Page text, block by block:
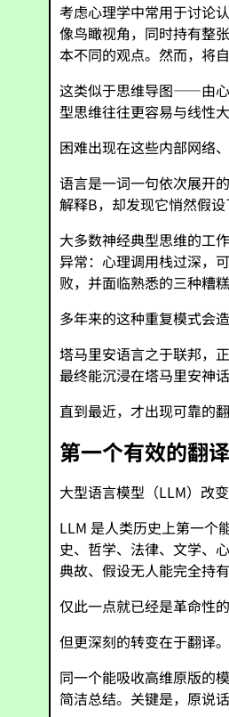
考虑心理学中常用于讨论
像鸟瞰视角，同时持有整
本不同的观点。然而，将
这类似于思维导图——由
型思维往往更容易与线性
困难出现在这些内部网络
语言是一词一句依次展开
解释B，却发现它悄然假
大多数神经典型思维的工
异常：心理调用栈过深，
败，并面临熟悉的三种糟
多年来的这种重复模式会
塔马里安语言之于联邦，
最终能沉浸在塔马里安神
直到最近，才出现可靠的翻
第一个有效的翻
大型语言模型（LLM）改变
LLM 是人类历史上第一个
史、哲学、法律、文学、
典故、假设无人能完全持
仅此一点就已经是革命性
但更深刻的转变在于翻译。
同一个能吸收高维原版的
简洁总结。关键是，原说